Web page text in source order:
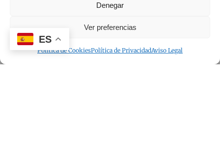
Denegar
Ver preferencias
Política de CookiesPolítica de PrivacidadAviso Legal
ES